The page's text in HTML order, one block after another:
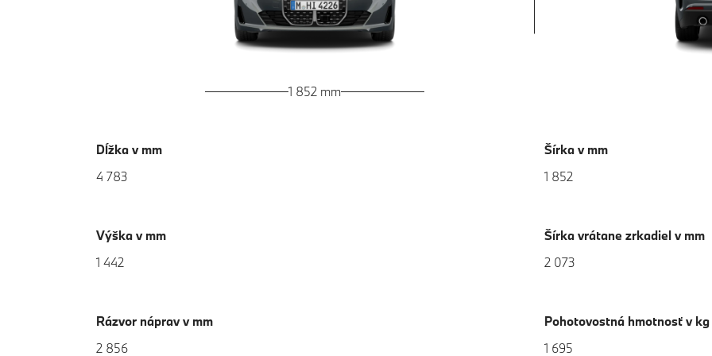
1 852 mm
Dĺžka v mm
4 783
Šírka v mm
1 852
Výška v mm
1 442
Šírka vrátane zrkadiel v mm
2 073
Rázvor náprav v mm
2 856
Pohotovostná hmotnosť v kg
1 695